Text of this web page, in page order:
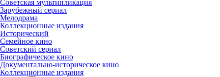
Советская мультипликация
Зарубежный сериал
Мелодрама
Коллекционные издания
Исторический
Семейное кино
Советский сериал
Биографическое кино
Документально-историческое кино
Коллекционные издания